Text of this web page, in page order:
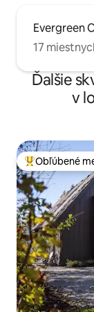
Evergreen
17
Ďalšie
v
Obľúbené